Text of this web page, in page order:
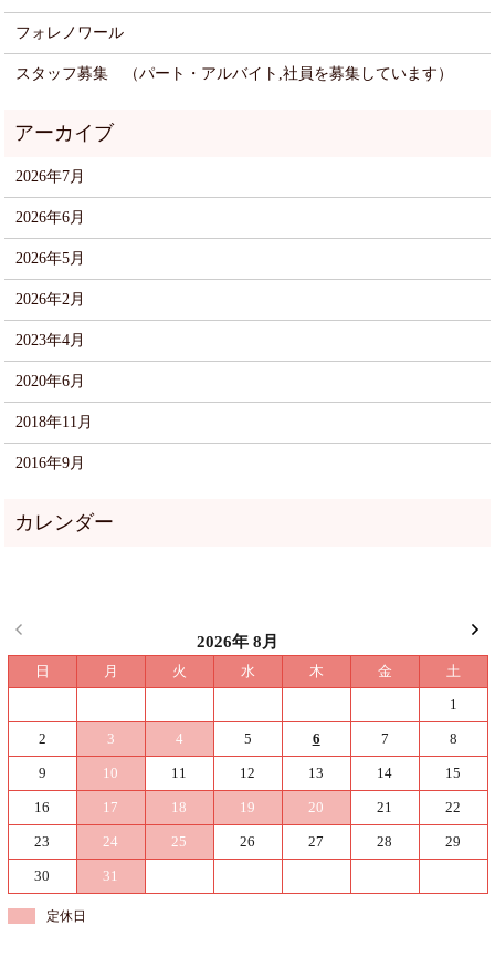
フォレノワール
スタッフ募集 （パート・アルバイト,社員を募集しています）
2026年7月
2026年6月
2026年5月
2026年2月
2023年4月
2020年6月
2018年11月
2016年9月
2026年 8月
日 月 火 水 木 金
土
1
2 3 4 5 6 7 8
9 10 11 12 13 14 15
16 17 18 19 20 21 22
23 24 25 26 27 28 29
30 31
定休日